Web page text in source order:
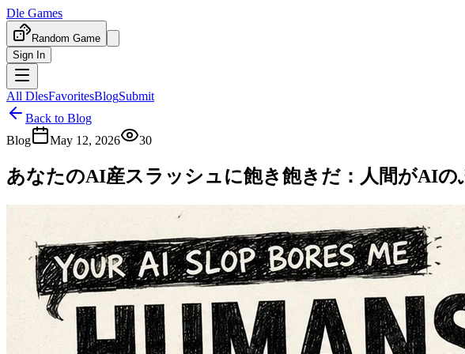
Dle Games
Random Game
Sign In
All DlesFavoritesBlogSubmit
Back to Blog
Blog
May 12, 2026 30
あなたのAI産スラッシュに飽き飽きだ：人間がAI